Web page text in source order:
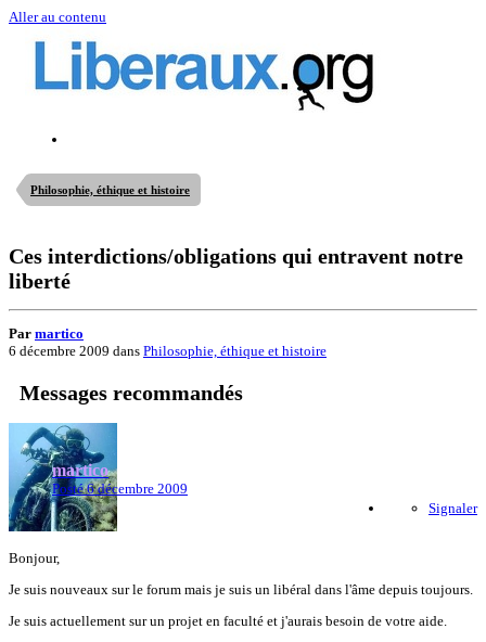
Aller au contenu
Philosophie, éthique et histoire
Ces interdictions/obligations qui entravent notre
liberté
Par martico
6 décembre 2009 dans Philosophie, éthique et histoire
Messages recommandés
martico
Posté6 décembre 2009
Signaler
Bonjour,
Je suis nouveaux sur le forum mais je suis un libéral dans l'âme depuis toujours.
Je suis actuellement sur un projet en faculté et j'aurais besoin de votre aide.